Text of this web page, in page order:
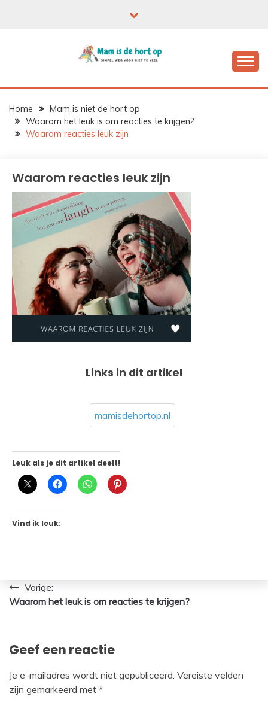
Home
Mam is niet de hort op
Waarom het leuk is om reacties te krijgen?
Waarom reacties leuk zijn
Waarom reacties leuk zijn
Links in dit artikel
mamisdehortop.nl
Leuk als je dit artikel deelt!
Vind ik leuk:
Bericht
navigatie
Vorige:
Waarom het leuk is om reacties te krijgen?
Geef een reactie
Je e-mailadres wordt niet gepubliceerd. Vereiste velden
zijn gemarkeerd met *